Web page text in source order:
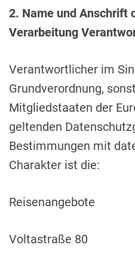
2. Name und Anschrift
Verarbeitung
Verantwortlicher im
Grundverordnung,
Mitgliedstaaten der
geltenden
Bestimmungen mit
Charakter ist die:
Reisenangebote
Voltastraße 80